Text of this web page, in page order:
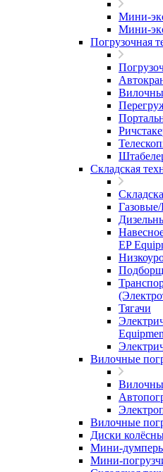
Мини-
Мини-
Погрузочная
Складская
EP
Тягачи
Вилочные
Вилочные
Диски
Мини-
Мини-